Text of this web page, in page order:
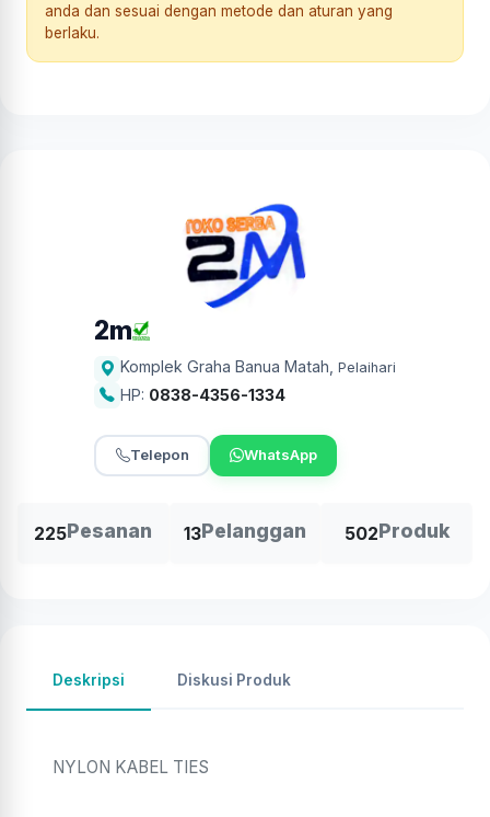
anda dan sesuai dengan metode dan aturan yang
berlaku.
2m
Komplek Graha Banua Matah Pelaihari
HP: 0838-4356-1334
Telepon WhatsApp
225Pesanan 13Pelanggan 502Produk
Deskripsi Diskusi Produk
NYLON KABEL TIES